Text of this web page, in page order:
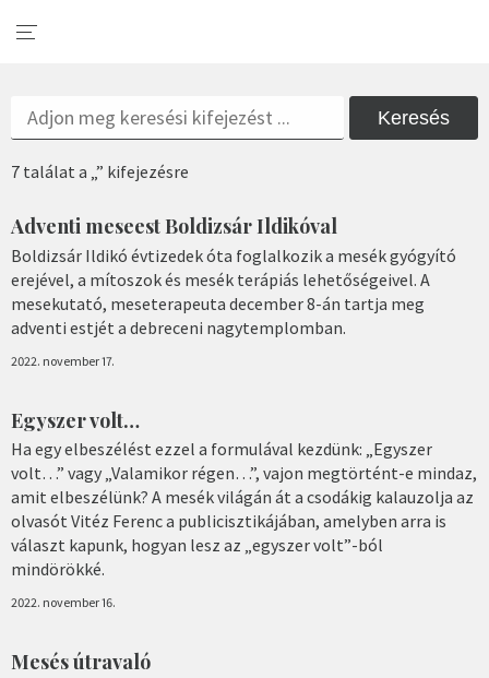
Keresés
7 találat a „” kifejezésre
Adventi meseest Boldizsár Ildikóval
Boldizsár Ildikó évtizedek óta foglalkozik a mesék gyógyító
erejével, a mítoszok és mesék terápiás lehetőségeivel. A
mesekutató, meseterapeuta december 8-án tartja meg
adventi estjét a debreceni nagytemplomban.
2022. november 17.
Egyszer volt…
Ha egy elbeszélést ezzel a formulával kezdünk: „Egyszer
volt…” vagy „Valamikor régen…”, vajon megtörtént-e mindaz,
amit elbeszélünk? A mesék világán át a csodákig kalauzolja az
olvasót Vitéz Ferenc a publicisztikájában, amelyben arra is
választ kapunk, hogyan lesz az „egyszer volt”-ból
mindörökké.
2022. november 16.
Mesés útravaló